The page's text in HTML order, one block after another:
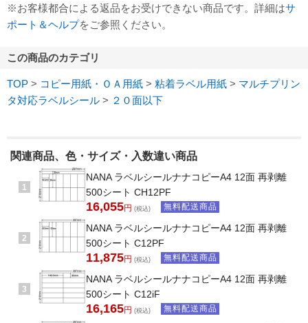
※お客様都合による返品をお受けできない商品です。詳細はサ
ポート＆ヘルプをご参照ください。
この商品のカテゴリ
TOP > コピー用紙・ＯＡ用紙 > 粘着ラベル用紙 > マルチプリン
タ対応ラベルシール > ２０面以下
関連商品、色・サイズ・入数違い商品
1
NANA ラベルシールナナコピーA4 12面 再剥離
500シート CH12PF
16,055円 (税込) 無料配送商品
2
NANA ラベルシールナナコピーA4 12面 再剥離
500シート C12PF
11,875円 (税込) 無料配送商品
3
NANA ラベルシールナナコピーA4 12面 再剥離
500シート C12iF
16,165円 (税込) 無料配送商品